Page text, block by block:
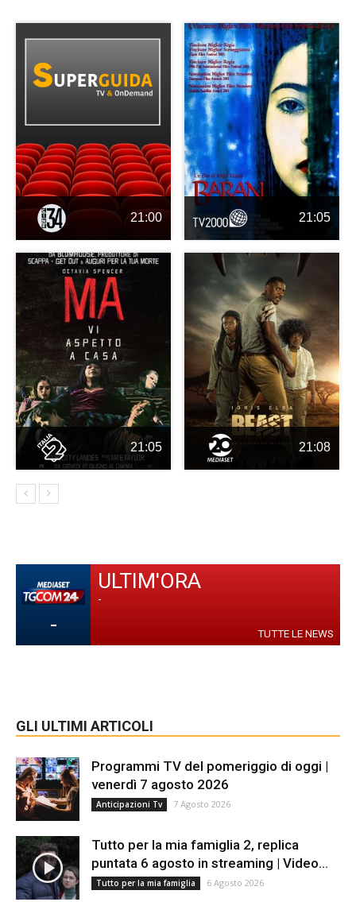
21:00 21:05
21:05 21:08
-
ULTIM'ORA
-
TUTTE LE NEWS
GLI ULTIMI ARTICOLI
Programmi TV del pomeriggio di oggi |
venerdì 7 agosto 2026
Anticipazioni Tv 7 Agosto 2026
Tutto per la mia famiglia 2, replica
puntata 6 agosto in streaming | Video...
Tutto per la mia famiglia 6 Agosto 2026